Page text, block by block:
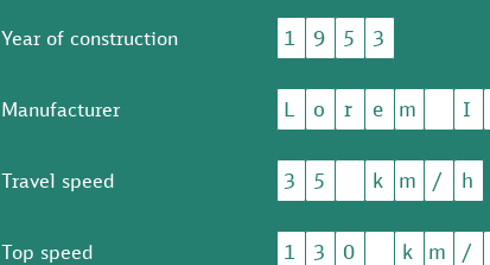
Year of construction 1 9 5 3
Manufacturer L o r e m I
Travel speed 3 5 k m / h
Top speed 1 3 0 k m /